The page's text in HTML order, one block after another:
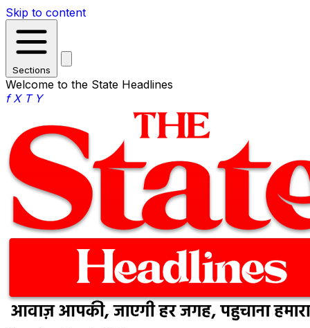
Skip to content
Sections
Welcome to the State Headlines
f X T Y